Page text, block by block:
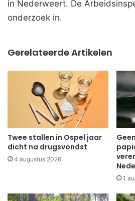
in Nederweert. De
onderzoek in.
Gerelateerde Artikelen
Twee stallen in Ospel jaar
dicht na drugsvondst
4 augustus 2026
1